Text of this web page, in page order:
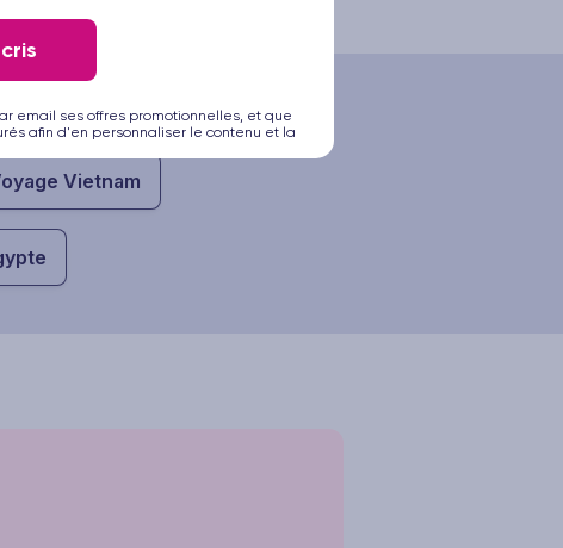
Vietnam
email ses offres promotionnelles, et que
afin d'en personnaliser le contenu et la